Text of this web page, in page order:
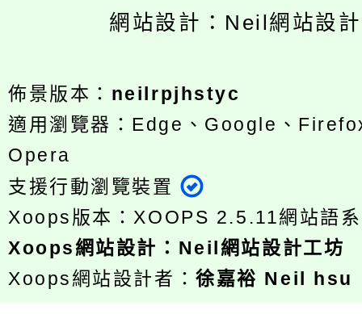
網站設計：Neil網站設
佈景版本： neilrpjhstyc
適用瀏覽器：Edge、Google、
Opera
支援行動瀏覽裝置
Xoops版本： XOOPS 2.5.11網站語
Xoops網站設計 ： Neil網站設計工坊
Xoops網站設計者：徐嘉裕 Neil hsu